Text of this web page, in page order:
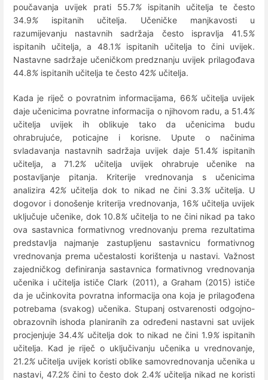
poučavanja uvijek prati 55.7% ispitanih učitelja te često
34.9% ispitanih učitelja. Učeničke manjkavosti u
razumijevanju nastavnih sadržaja često ispravlja 41.5%
ispitanih učitelja, a 48.1%ispitanih učitelja to čini uvijek.
Nastavne sadržaje učeničkom predznanju uvijek prilagođava
44.8% ispitanih učitelja te često 42% učitelja.
Kada je riječ o povratnim informacijama, 66%učitelja uvijek
daje učenicima povratne informacija o njihovom radu, a 51.4%
učitelja uvijek ih oblikuje tako da učenicima budu
ohrabrujuće, poticajne i korisne. Upute o načinima
svladavanja nastavnih sadržaja uvijek daje 51.4% ispitanih
učitelja, a 71.2% učitelja uvijek ohrabruje učenike na
postavljanje pitanja. Kriterije vrednovanja s učenicima
analizira 42% učitelja dok to nikad ne čini 3.3%učitelja. U
dogovor i donošenje kriterija vrednovanja, 16% učitelja uvijek
uključuje učenike, dok 10.8% učitelja to ne čini nikad pa tako
ova sastavnica formativnog vrednovanju prema rezultatima
predstavlja najmanje zastupljenu sastavnicu formativnog
vrednovanja prema učestalosti korištenja u nastavi. Važnost
zajedničkog definiranja sastavnica formativnog vrednovanja
učenika i učitelja ističe Clark (2011), a Graham (2015) ističe
da je učinkovita povratna informacija ona koja je prilagođena
potrebama (svakog) učenika. Stupanj ostvarenosti odgojno-
obrazovnih ishoda planiranih za određeni nastavni sat uvijek
procjenjuje 34.4% učitelja dok to nikad ne čini 1.9%ispitanih
učitelja. Kad je riječ o uključivanju učenika u vrednovanje,
21.2% učitelja uvijek koristi oblike samovrednovanja učenika u
nastavi, 47.2% čini to često dok 2.4% učitelja nikad ne koristi